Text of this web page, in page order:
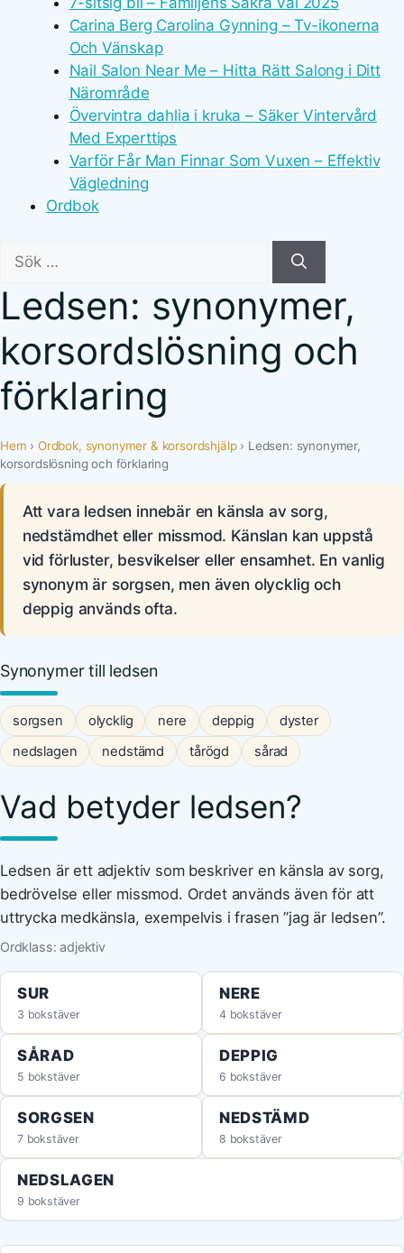
Carina Berg Carolina Gynning – Tv-ikonerna
Och Vänskap
Nail Salon Near Me – Hitta Rätt Salong i Ditt
Närområde
Övervintra dahlia i kruka – Säker Vintervård
Med Experttips
Varför Får Man Finnar Som Vuxen – Effektiv
Vägledning
Ordbok
efter:
Ledsen: synonymer,
korsordslösning och
förklaring
Hem › Ordbok, synonymer & korsordshjälp› Ledsen: synonymer,
korsordslösning och förklaring
Att vara ledsen innebär en känsla av sorg,
nedstämdhet eller missmod. Känslan kan uppstå
vid förluster, besvikelser eller ensamhet. En vanlig
synonym är sorgsen, men även olycklig och
deppig används ofta.
Synonymer till ledsen
sorgsen olycklig nere deppig
dyster
nedslagen
nedstämd tårögd sårad
Vad betyder ledsen?
Ledsen är ett adjektiv som beskriver en känsla av sorg,
bedrövelse eller missmod. Ordet används även för att
uttrycka medkänsla, exempelvis i frasen ”jag är ledsen”.
Ordklass: adjektiv
SUR
3 bokstäver
NERE
4 bokstäver
SÅRAD
5 bokstäver
DEPPIG
6 bokstäver
SORGSEN
7 bokstäver
NEDSTÄMD
8 bokstäver
NEDSLAGEN
9 bokstäver